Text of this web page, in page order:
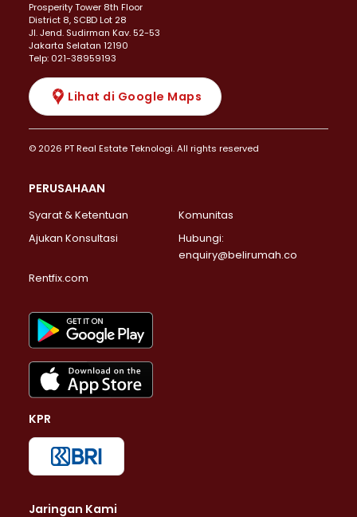
Prosperity Tower 8th Floor
District 8, SCBD Lot 28
JI. Jend. Sudirman Kav. 52-53
Jakarta Selatan 12190
Telp: 021-38959193
Lihat di Google Maps
© 2026 PT Real Estate Teknologi. All rights reserved
PERUSAHAAN
Syarat & Ketentuan
Komunitas
Ajukan Konsultasi
Hubungi:
enquiry@belirumah.co
Rentfix.com
KPR
Jaringan Kami